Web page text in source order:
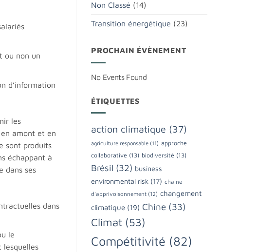
ou non un
d’information
les
amont et en
sont produits
échappant à
dans ses
dans
le
lesquelles
Non Classé (14)
Transition énergétique (23)
PROCHAIN ÉVÈNEMENT
No Events Found
ÉTIQUETTES
action climatique (37)
agriculture responsable (11) approche
collaborative (13) biodiversité (13)
Brésil (32) business
environmental risk (17) chaine
d'apprivoisonnement (12) changement
climatique (19) Chine (33)
Climat (53)
Compétitivité (82)